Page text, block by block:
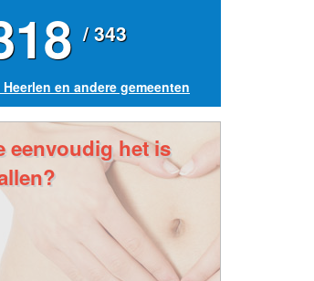
/ 343
en andere gemeenten
eenvoudig het is